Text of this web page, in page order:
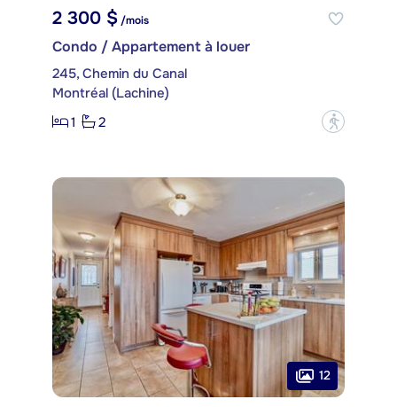
2 300 $/mois
Condo / Appartement à louer
245, Chemin du Canal
Montréal (Lachine)
1
2 ?
12